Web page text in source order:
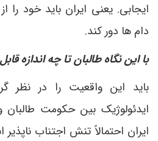
ایجابی. یعنی ایران باید خود را
دام ها دور کند.
با این نگاه طالبان تا چه اندازه
باید این واقعیت را در نظر
ایدئولوژیک بین حکومت طالبان
ایران احتمالاً تنش اجتناب